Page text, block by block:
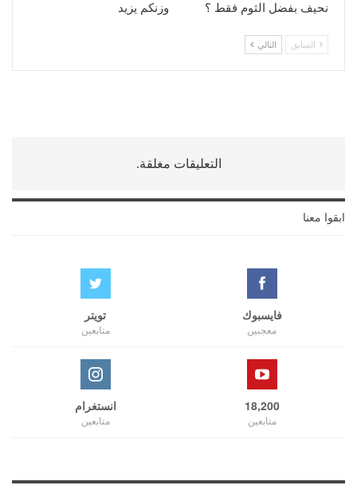
نحيف بفضل الثوم فقط ؟
وزنكم يزيد
السابق التالي
التعليقات مغلقة.
ابقوا معنا
فايسبوك
معجبين
تويتر
متابعين
18,200
متابعين
انستغرام
متابعين